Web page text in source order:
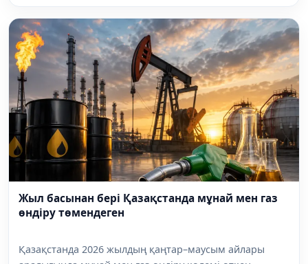
Жыл басынан бері Қазақстанда мұнай мен газ
өндіру төмендеген
Қазақстанда 2026 жылдың қаңтар–маусым айлары